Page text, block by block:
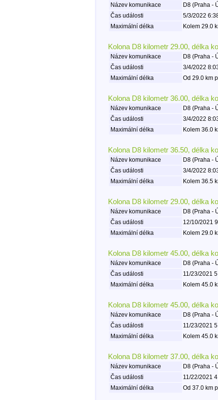
Název komunikace
D8 (Praha -
Čas události
5/3/2022
Maximální délka
Kolem 29.0
Kolona D8 kilometr 29.00, délka
Název komunikace
D8 (Praha -
Čas události
3/4/2022
Maximální délka
Od 29.0 km
Kolona D8 kilometr 36.00, délka
Název komunikace
D8 (Praha -
Čas události
3/4/2022
Maximální délka
Kolem 36.0
Kolona D8 kilometr 36.50, délka
Název komunikace
D8 (Praha -
Čas události
3/4/2022
Maximální délka
Kolem 36.5
Kolona D8 kilometr 29.00, délka
Název komunikace
D8 (Praha -
Čas události
12/10/2021
Maximální délka
Kolem 29.0
Kolona D8 kilometr 45.00, délka
Název komunikace
D8 (Praha -
Čas události
11/23/2021
Maximální délka
Kolem 45.0
Kolona D8 kilometr 45.00, délka
Název komunikace
D8 (Praha -
Čas události
11/23/2021
Maximální délka
Kolem 45.0
Kolona D8 kilometr 37.00, délka
Název komunikace
D8 (Praha -
Čas události
11/22/2021
Maximální délka
Od 37.0 km